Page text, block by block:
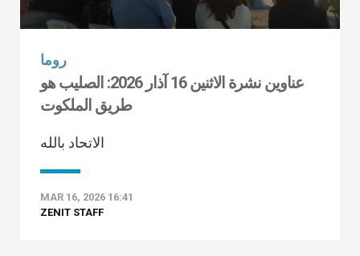
روما
عناوين نشرة الاثنين 16 آذار 2026: الصليب هو
طريق الملكوت
الاتحاد بالله
MAR 16, 2026 16:41
ZENIT STAFF